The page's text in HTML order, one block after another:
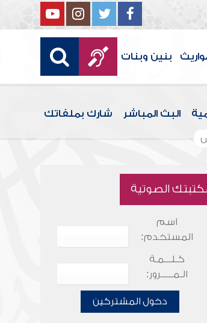
بنين وبنات
البث المباشر شارك بملفاتك
الصوتية
اسم
المستخدم:
كـلـــمـة
الـمـــــرور:
دخول المشتركين